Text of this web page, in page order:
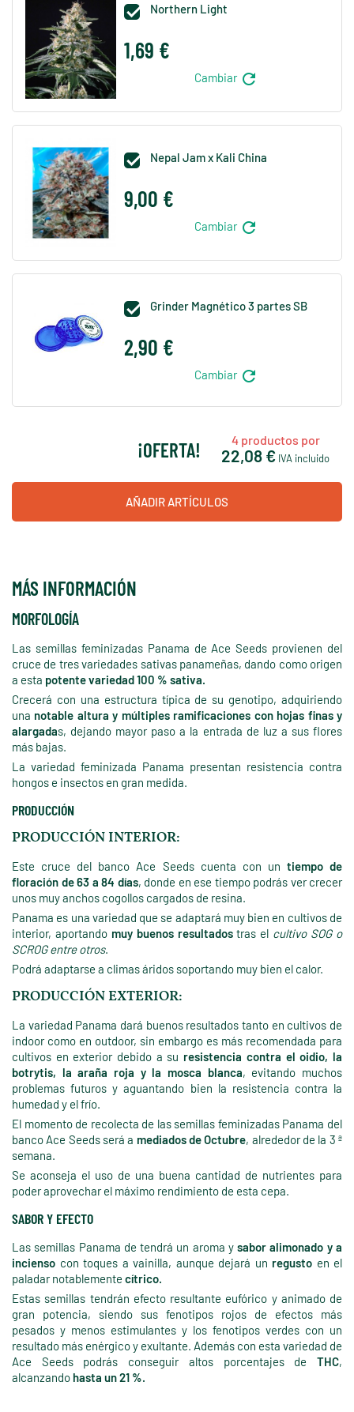
 Northern Light
1,69 €
Cambiar refresh
 Nepal Jam x Kali China
9,00 €
Cambiar refresh
 Grinder Magnético 3 partes SB
2,90 €
Cambiar refresh
¡OFERTA! 4productos por
22,08 € IVA incluido
AÑADIR ARTÍCULOS
MÁS INFORMACIÓN
MORFOLOGÍA
Las semillas feminizadas Panama de Ace Seeds provienen del
cruce de tres variedades sativas panameñas, dando como origen
a esta potente variedad 100 % sativa.
Crecerá con una estructura típica de su genotipo, adquiriendo
una notable altura y múltiples ramificaciones con hojas finas y
alargadas, dejando mayor paso a la entrada de luz a sus flores
más bajas.
La variedad feminizada Panama presentan resistencia contra
hongos e insectos en gran medida.
PRODUCCIÓN
PRODUCCIÓN INTERIOR:
Este cruce del banco Ace Seeds cuenta con un tiempo de
floración de 63 a 84 días, donde en ese tiempo podrás ver crecer
unos muy anchos cogollos cargados de resina.
Panama es una variedad que se adaptará muy bien en cultivos de
interior, aportando muy buenos resultadostras el cultivo SOG o
SCROG entre otros.
Podrá adaptarse a climas áridos soportando muy bien el calor.
PRODUCCIÓN EXTERIOR:
La variedad Panama dará buenos resultados tanto en cultivos de
indoor como en outdoor, sin embargo es más recomendada para
cultivos en exterior debido a su resistencia contra el oidio, la
botrytis, la araña roja y la mosca blanca, evitando muchos
problemas futuros y aguantando bien la resistencia contra la
humedad y el frío.
El momento de recolecta de las semillas feminizadas Panama del
banco Ace Seeds será a mediados de Octubre, alrededor de la 3 ª
semana.
Se aconseja el uso de una buena cantidad de nutrientes para
poder aprovechar el máximo rendimiento de esta cepa.
SABOR Y EFECTO
Las semillas Panama de tendrá un aroma ysabor alimonado y a
incienso con toques a vainilla, aunque dejará un regusto en el
paladar notablemente cítrico.
Estas semillas tendrán efecto resultante eufórico y animado de
gran potencia, siendo sus fenotipos rojos de efectos más
pesados y menos estimulantes y los fenotipos verdes con un
resultado más enérgico y exultante. Además con esta variedad de
Ace Seeds podrás conseguir altos porcentajes de THC,
alcanzando hasta un 21 %.